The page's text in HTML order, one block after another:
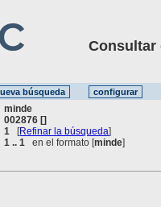
Consultar
minde
002876 []
1 [Refinar la búsqueda]
1 .. 1 en el formato [minde]